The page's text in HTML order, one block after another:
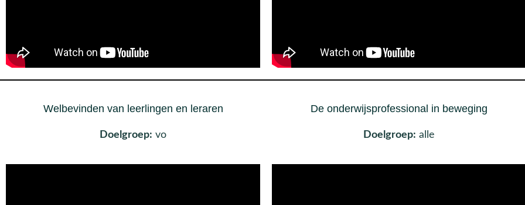
Welbevinden van leerlingen en leraren
Doelgroep: vo
De onderwijsprofessional in beweging
Doelgroep: alle